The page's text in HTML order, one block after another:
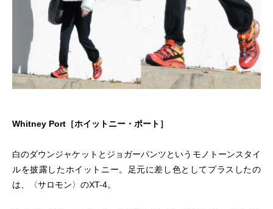
Whitney Port［ホイットニー・ポート］
白のダウンジャケットとジョガーパンツというモノトーンスタイ
ルを披露したホイットニー。足元に差し色としてプラスしたの
は、〈サロモン〉のXT-4。